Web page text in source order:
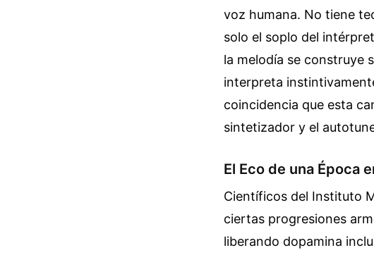
voz humana. No tiene
solo el soplo del
la melodía se construye
interpreta
coincidencia que esta
sintetizador y el
El Eco de una Época
Científicos del Instituto
ciertas progresiones
liberando dopamina